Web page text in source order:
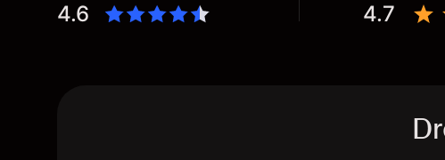
4.6 4.7